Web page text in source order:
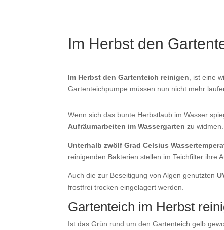
Im Herbst den
Im Herbst den Gartenteich reinigen , ist eine
Gartenteichpumpe müssen nun nicht mehr
Wenn sich das bunte Herbstlaub im Wasser
Aufräumarbeiten im Wassergarten zu widmen.
Unterhalb zwölf Grad Celsius
reinigenden Bakterien stellen im Teichfilter ihre
Auch die zur Beseitigung von Algen genutzten
frostfrei trocken eingelagert werden.
Gartenteich im Herbst
Ist das Grün rund um den Gartenteich gelb